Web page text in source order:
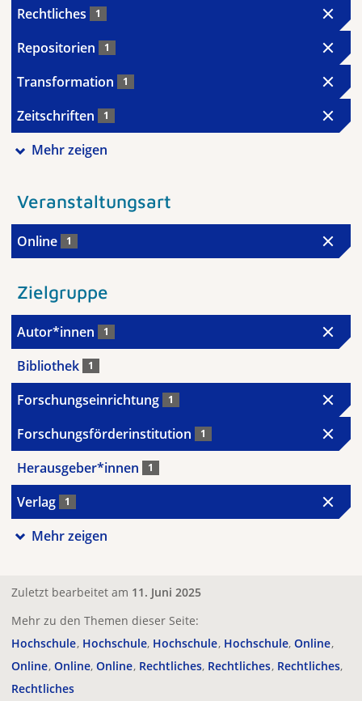
Rechtliches 1
Repositorien 1
Transformation 1
Zeitschriften 1
Mehr zeigen
Veranstaltungsart
Online 1
Zielgruppe
Autor*innen 1
Bibliothek 1
Forschungseinrichtung 1
Forschungsförderinstitution 1
Herausgeber*innen 1
Verlag 1
Mehr zeigen
Zuletzt bearbeitet am 11. Juni 2025
Mehr zu den Themen dieser Seite:
Hochschule Hochschule Hochschule Hochschule Online
Online Online Online Rechtliches Rechtliches Rechtliches
Rechtliches